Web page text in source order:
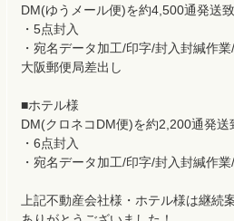
DM(ゆうメール便)を約4,500通発送致
・5点封入
・宛名データ加工/印字/封入封緘作
大阪郵便局差出し
■ホテル様
DM(クロネコDM便)を約2,200通発送
・6点封入
・宛名データ加工/印字/封入封緘作
上記不動産会社様・ホテル様は継続